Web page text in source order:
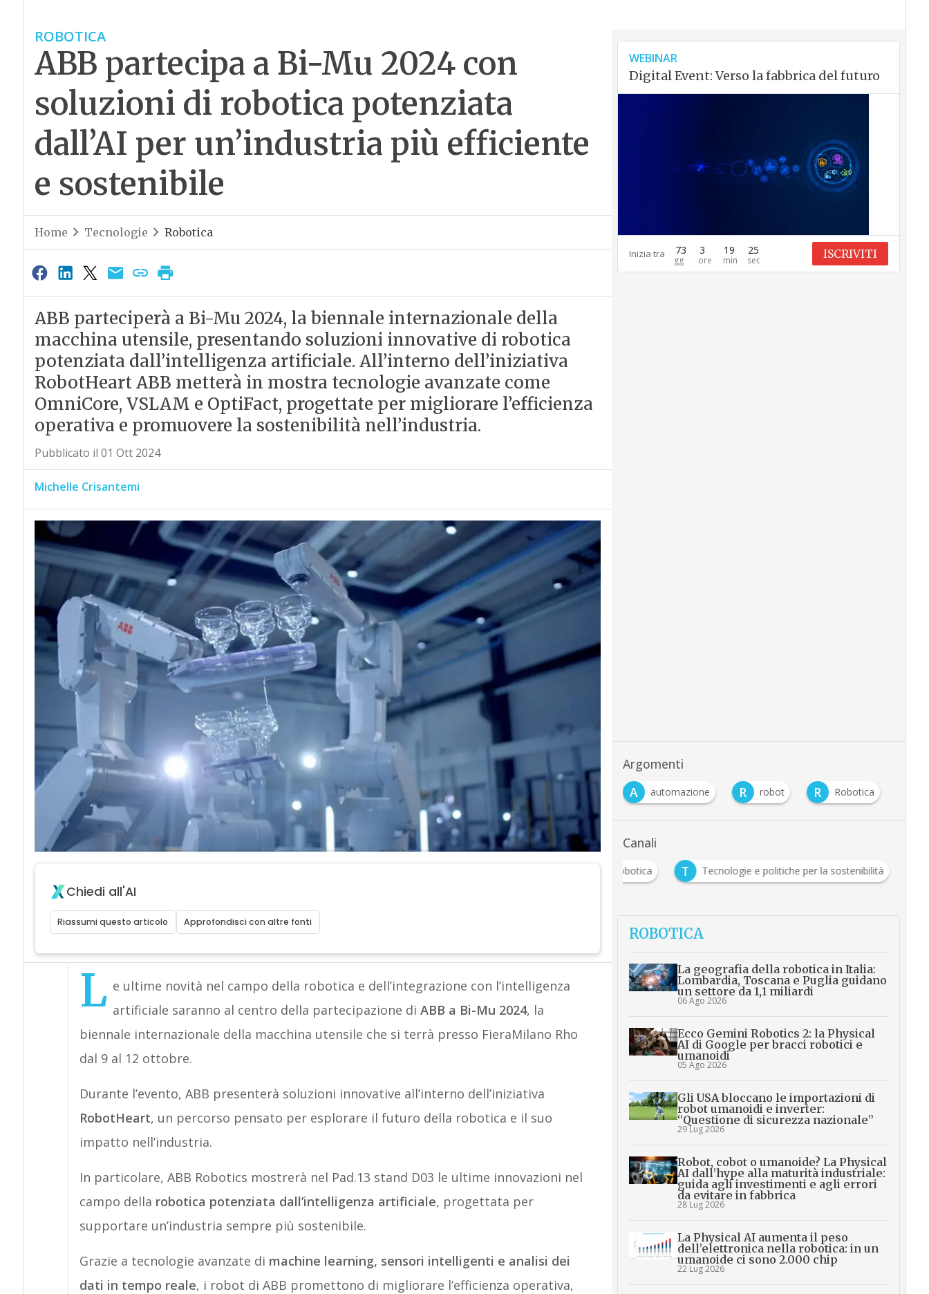
ROBOTICA
ABB partecipa a Bi-Mu 2024 con
soluzioni di robotica potenziata
dall’AI per un’industria più efficiente
e sostenibile
Home Tecnologie Robotica
ABB parteciperà a Bi-Mu 2024, la biennale internazionale della
macchina utensile, presentando soluzioni innovative di robotica
potenziata dall’intelligenza artificiale. All’interno dell’iniziativa
RobotHeart ABB metterà in mostra tecnologie avanzate come
OmniCore, VSLAM e OptiFact, progettate per migliorare l’efficienza
operativa e promuovere la sostenibilità nell’industria.
Pubblicato il 01 Ott 2024
Michelle Crisantemi
Chiedi all'AI
Riassumi questo articolo Approfondisci con altre fonti
L e ultime novità nel campo della robotica e dell’integrazione con l’intelligenza
artificiale saranno al centro della partecipazione di ABB a Bi-Mu 2024, la
biennale internazionale della macchina utensile che si terrà presso FieraMilano Rho
dal 9 al 12 ottobre.
Durante l’evento, ABB presenterà soluzioni innovative all’interno dell’iniziativa
RobotHeart, un percorso pensato per esplorare il futuro della robotica e il suo
impatto nell’industria.
In particolare, ABB Robotics mostrerà nel Pad.13 stand D03 le ultime innovazioni nel
campo della robotica potenziata dall’intelligenza artificiale, progettata per
supportare un’industria sempre più sostenibile.
Grazie a tecnologie avanzate di machine learning, sensori intelligenti e analisi dei
dati in tempo reale, i robot di ABB promettono di migliorare l’efficienza operativa,
WEBINAR
Digital Event: Verso la fabbrica del futuro
Inizia tra 73 3 19 24 ISCRIVITI
Argomenti
A automazione R robot R Robotica
Canali
Robotica T Tecnologie e politiche per la sostenibilità
ROBOTICA
La geografia della robotica in Italia:
Lombardia, Toscana e Puglia guidano
un settore da 1,1 miliardi
06 Ago 2026
Ecco Gemini Robotics 2: la Physical
AI di Google per bracci robotici e
umanoidi
05 Ago 2026
Gli USA bloccano le importazioni di
robot umanoidi e inverter:
“Questione di sicurezza nazionale”
29 Lug 2026
Robot, cobot o umanoide? La Physical
AI dall’hype alla maturità industriale:
guida agli investimenti e agli errori
da evitare in fabbrica
28 Lug 2026
La Physical AI aumenta il peso
dell’elettronica nella robotica: in un
umanoide ci sono 2.000 chip
22 Lug 2026